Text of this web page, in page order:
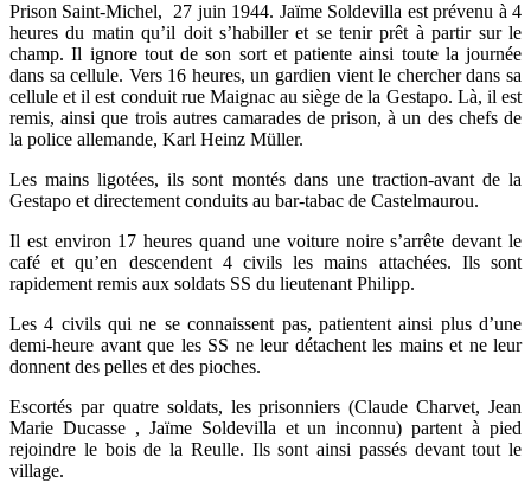
Prison Saint-Michel, 27 juin 1944. Jaïme Soldevilla est prévenu à 4
heures du matin qu’il doit s’habiller et se tenir prêt à partir sur le
champ. Il ignore tout de son sort et patiente ainsi toute la journée
dans sa cellule. Vers 16 heures, un gardien vient le chercher dans sa
cellule et il est conduit rue Maignac au siège de la Gestapo. Là, il est
remis, ainsi que trois autres camarades de prison, à un des chefs de
la police allemande, Karl Heinz Müller.
Les mains ligotées, ils sont montés dans une traction-avant de la
Gestapo et directement conduits au bar-tabac de Castelmaurou.
Il est environ 17 heures quand une voiture noire s’arrête devant le
café et qu’en descendent 4 civils les mains attachées. Ils sont
rapidement remis aux soldats SS du lieutenant Philipp.
Les 4 civils qui ne se connaissent pas, patientent ainsi plus d’une
demi-heure avant que les SS ne leur détachent les mains et ne leur
donnent des pelles et des pioches.
Escortés par quatre soldats, les prisonniers (Claude Charvet, Jean
Marie Ducasse , Jaïme Soldevilla et un inconnu) partent à pied
rejoindre le bois de la Reulle. Ils sont ainsi passés devant tout le
village.